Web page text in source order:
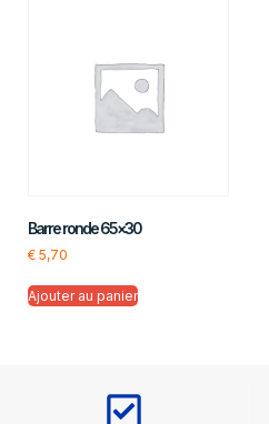
Barre ronde 65×30
€ 5,70
Ajouter au panier